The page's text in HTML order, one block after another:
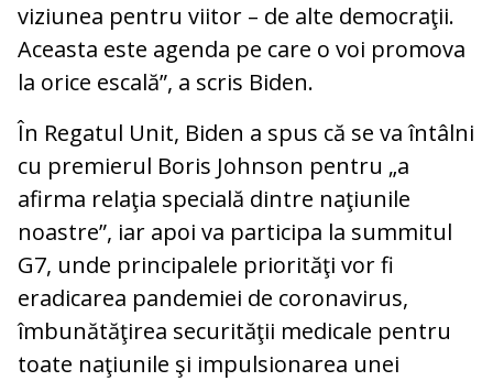
viziunea pentru viitor – de alte democraţii.
Aceasta este agenda pe care o voi promova
la orice escală”, a scris Biden.
În Regatul Unit, Biden a spus că se va întâlni
cu premierul Boris Johnson pentru „a
afirma relaţia specială dintre naţiunile
noastre”, iar apoi va participa la summitul
G7, unde principalele priorităţi vor fi
eradicarea pandemiei de coronavirus,
îmbunătăţirea securităţii medicale pentru
toate naţiunile şi impulsionarea unei